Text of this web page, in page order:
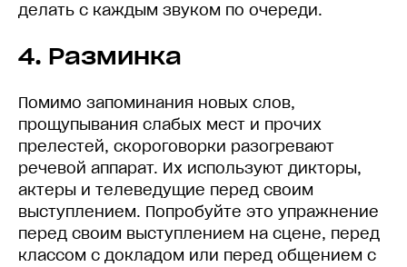
делать с каждым звуком по очереди.
4. Разминка
Помимо запоминания новых слов,
прощупывания слабых мест и прочих
прелестей, скороговорки разогревают
речевой аппарат. Их используют дикторы,
актеры и телеведущие перед своим
выступлением. Попробуйте это упражнение
перед своим выступлением на сцене, перед
классом с докладом или перед общением с